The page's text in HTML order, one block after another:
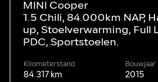
MINI Cooper
1.5 Chili, 84.000km NAP,
up, Stoelverwarming, Full
PDC, Sportstoelen.
Kilometerstand
84.317 km
Bouwjaar
2015